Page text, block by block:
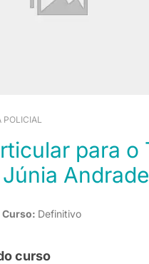
POLICIAL
Júnia Andrade
Curso: Definitivo
curso